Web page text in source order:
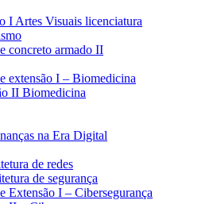
I Artes Visuais licenciatura
concreto armado II
extensão I – Biomedicina
II Biomedicina
na Era Digital
de redes
de segurança
Extensão I – Cibersegurança